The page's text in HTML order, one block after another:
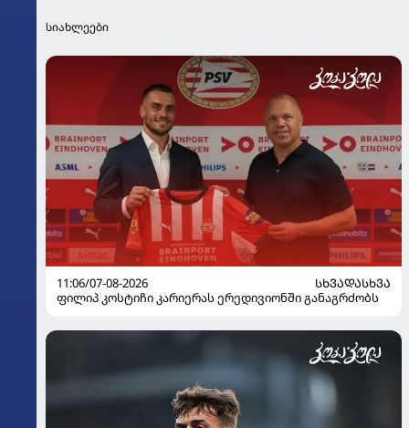
სიახლეები
11:06/07-08-2026
ᲡᲮᲕᲐᲓᲐᲡᲮᲕᲐ
ფილიპ კოსტიჩი კარიერას ერედივიონში განაგრძობს